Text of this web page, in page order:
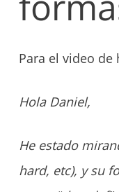
Para el video
Hola Daniel,
He estado
hard, etc), y su